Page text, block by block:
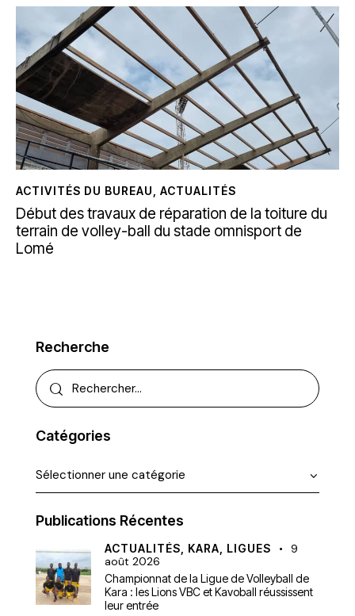
ACTIVITÉS DU BUREAU ACTUALITÉS
Début des travaux de réparation de la toiture du
terrain de volley-ball du stade omnisport de
Lomé
Recherche
Catégories
Publications Récentes
ACTUALITÉS, KARA, LIGUES
9
août 2026
Championnat de la Ligue de Volleyball de
Kara : les Lions VBC et Kavoball réussissent
leur entrée